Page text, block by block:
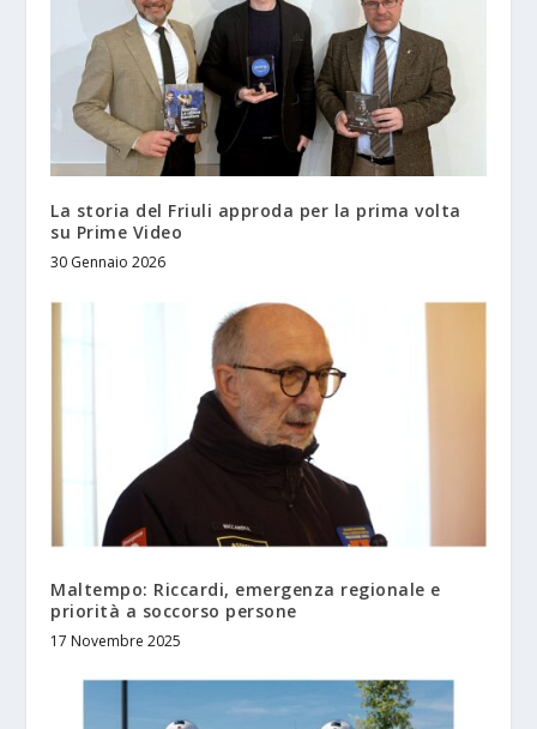
La storia del Friuli approda per la prima volta
su Prime Video
30 Gennaio 2026
Maltempo: Riccardi, emergenza regionale e
priorità a soccorso persone
17 Novembre 2025